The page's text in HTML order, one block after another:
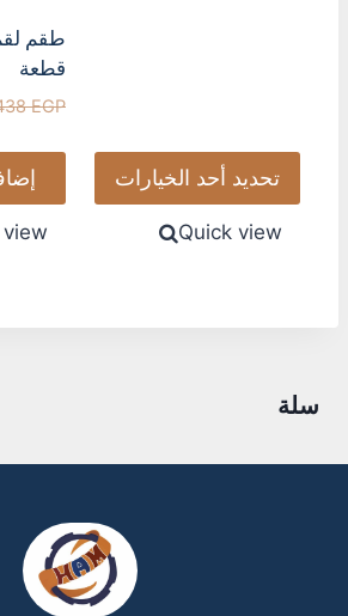
تحديد أحد الخيارات
Quick view
قطعة
EGP
سلة